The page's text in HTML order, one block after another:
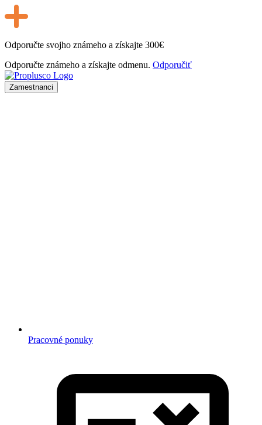
Odporučte svojho známeho a získajte 300€
Odporučte známeho a získajte odmenu. Odporučiť
Zamestnanci
Pracovné ponuky